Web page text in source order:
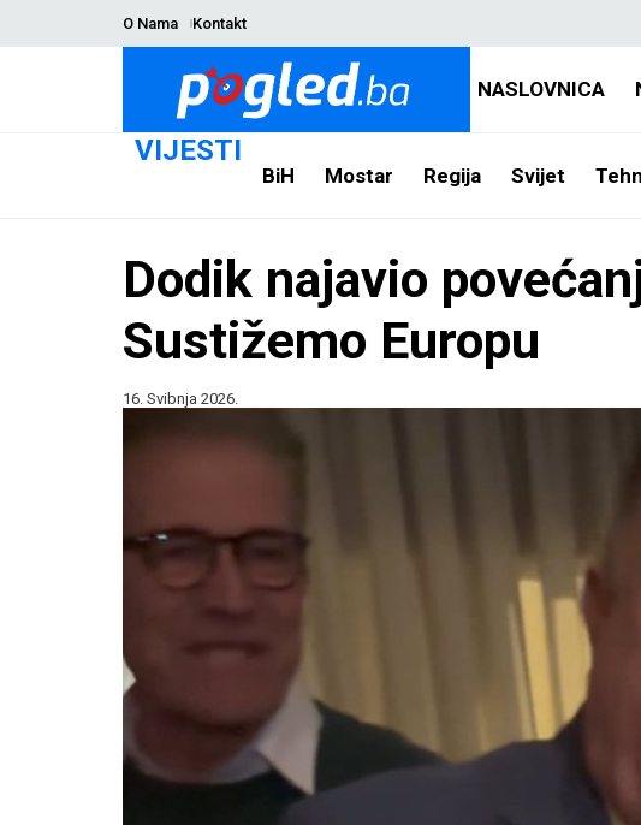
O Nama Kontakt
NASLOVNICA
VIJESTI
BiH Mostar Regija Svijet
Dodik najavio
Sustižemo Europu
16. Svibnja 2026.